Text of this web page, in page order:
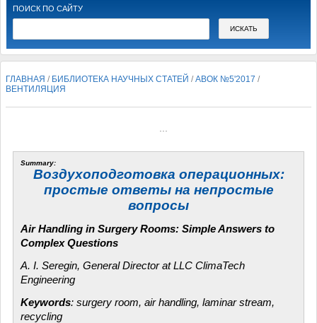
ПОИСК ПО САЙТУ
ГЛАВНАЯ / БИБЛИОТЕКА НАУЧНЫХ СТАТЕЙ /АВОК №5'2017 /
ВЕНТИЛЯЦИЯ
Summary:
Воздухоподготовка операционных:
простые ответы на непростые
вопросы
Air Handling in Surgery Rooms: Simple Answers to
Complex Questions
A. I. Seregin, General Director at LLC ClimaTech
Engineering
Keywords: surgery room, air handling, laminar stream,
recycling